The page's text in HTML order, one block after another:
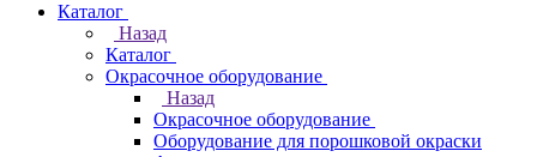
Каталог
Назад
Каталог
Окрасочное оборудование
Назад
Окрасочное оборудование
Оборудование для порошковой окраски